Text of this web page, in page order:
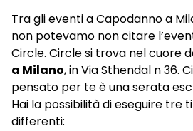
Tra gli eventi a Capodanno a
non potevamo non citare
Circle. Circle si trova nel cuore
a Milano, in Via Sthendal n 36.
pensato per te è una serata
Hai la possibilità di eseguire tre
differenti: